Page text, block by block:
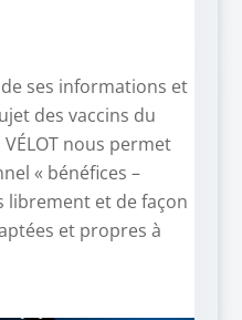
de ses informations et
des vaccins du
nous permet
« bénéfices –
librement et de façon
et propres à